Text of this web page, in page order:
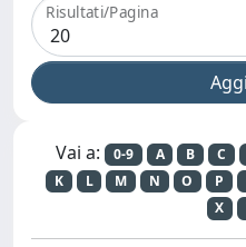
Risultati/Pagina
Vai a: 0-9 A B C
K
L M N O P
X